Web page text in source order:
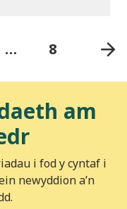
… 8
am
i fod y cyntaf i
newyddion a’n